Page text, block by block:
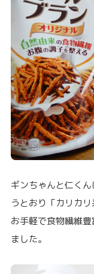
ギンちゃんと仁く
うとおり「カリカ
お手軽で食物繊維
ました。